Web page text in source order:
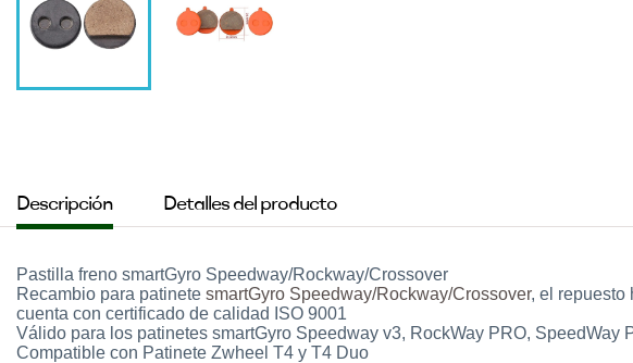
Descripción Detalles del producto
Pastilla freno smartGyro Speedway/Rockway/Crossover
Recambio para patinete smartGyro Speedway/Rockway/Crossover, el repuesto
cuenta con certificado de calidad ISO 9001
Válido para los patinetes smartGyro Speedway v3, RockWay PRO,
Compatible con Patinete Zwheel T4 y T4 Duo